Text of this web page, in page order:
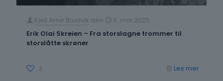
Kjell Arne Brudvik den
5. mai 2025
Erik Olai Skreien – Fra storslagne trommer til
storslåtte skrøner
3 Les mer-